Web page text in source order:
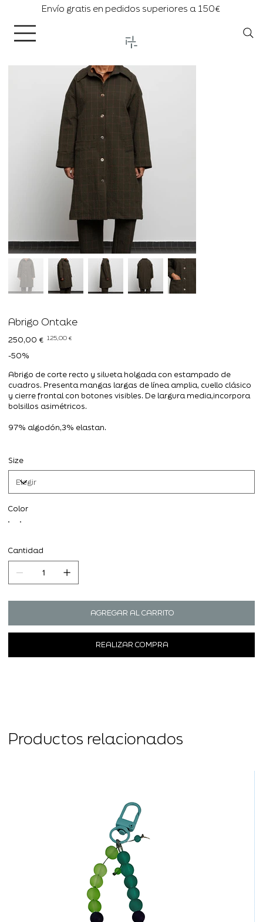
Envío gratis en pedidos superiores a 150€
Abrigo Ontake
Precio
original
250,00 € Precio
125,00 €
-50%
Abrigo de corte recto y silueta holgada con estampado de
cuadros. Presenta mangas largas de línea amplia, cuello clásico
y cierre frontal con botones visibles. De largura media,incorpora
bolsillos asimétricos.
97% algodón,3% elastan.
Size
Color
Cantidad
AGREGAR AL CARRITO
REALIZAR COMPRA
Productos relacionados